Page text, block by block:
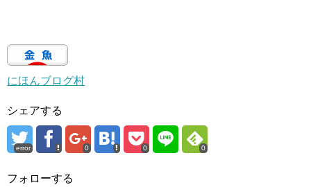
にほんブログ村
シェアする
error 0 0 0
フォローする